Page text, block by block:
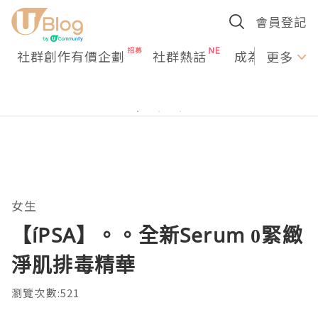
會員登記
社群創作有價企劃 社群熱話 成為U更多
女生
【íPSA】。。全新Serum 0緊緻
淨肌排毒精華
瀏覽次數:521